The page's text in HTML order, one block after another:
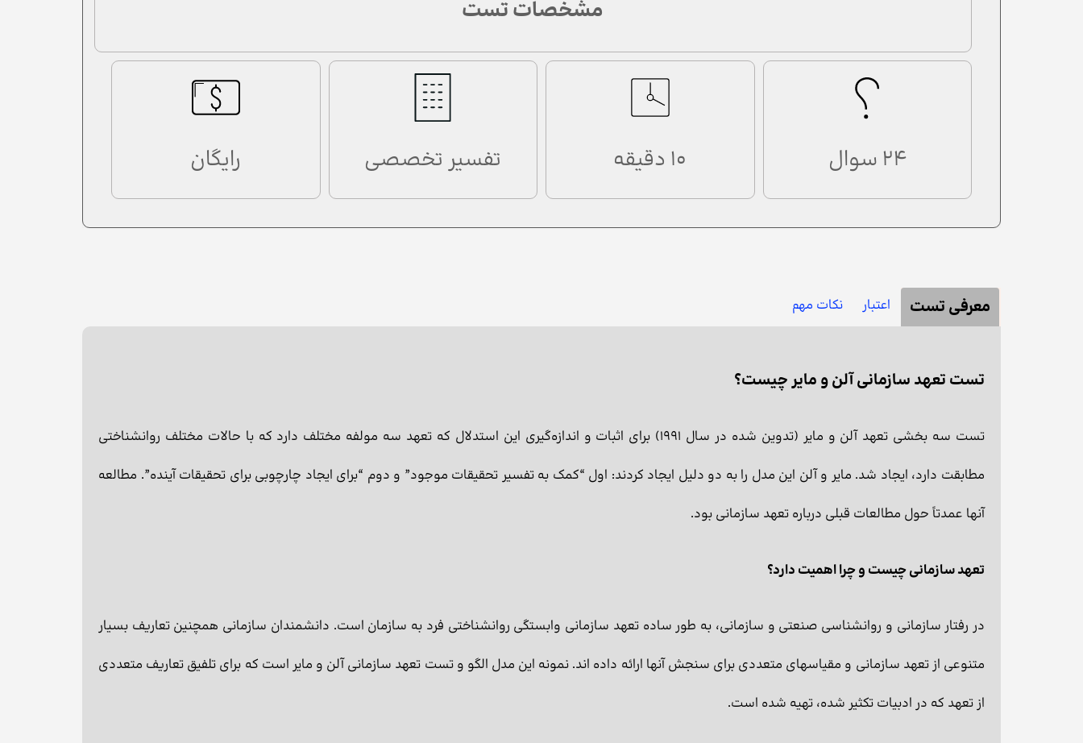
مشخصات تست
24 سوال 10 دقیقه تفسیر تخصصی رایگان
معرفی تست اعتبار نکات مهم
تست تعهد سازمانی آلن و مایر چیست؟
تست سه بخشی تعهد آلن و مایر (تدوین شده در سال 1991) برای اثبات و اندازه‌گیری این استدلال که تعهد سه مولفه مختلف دارد که با حالات مختلف روانشناختی
مطابقت دارد، ایجاد شد. مایر و آلن این مدل را به دو دلیل ایجاد کردند: اول “کمک به تفسیر تحقیقات موجود” و دوم “برای ایجاد چارچوبی برای تحقیقات آینده”. مطالعه
آنها عمدتاً حول مطالعات قبلی درباره تعهد سازمانی بود.
تعهد سازمانی چیست و چرا اهمیت دارد؟
در رفتار سازمانی و روانشناسی صنعتی و سازمانی، به طور ساده تعهد سازمانی وابستگی روانشناختی فرد به سازمان است. دانشمندان سازمانی همچنین تعاریف بسیار
متنوعی از تعهد سازمانی و مقیاسهای متعددی برای سنجش آنها ارائه داده اند. نمونه این مدل الگو و تست تعهد سازمانی آلن و مایر است که برای تلفیق تعاریف متعددی
از تعهد که در ادبیات تکثیر شده، تهیه شده است.